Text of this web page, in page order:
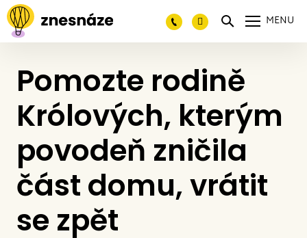
MENU
Pomozte rodině
Królových, kterým
povodeň zničila
část domu, vrátit
se zpět